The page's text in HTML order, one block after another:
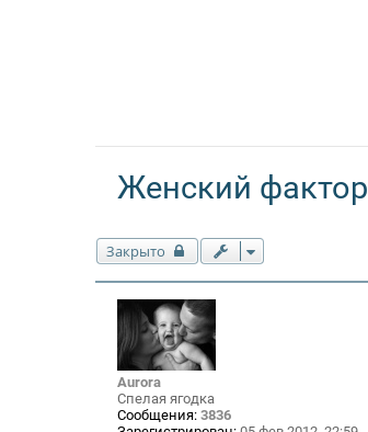
Женский фактор
Закрыто
Aurora
Спелая ягодка
Сообщения: 3836